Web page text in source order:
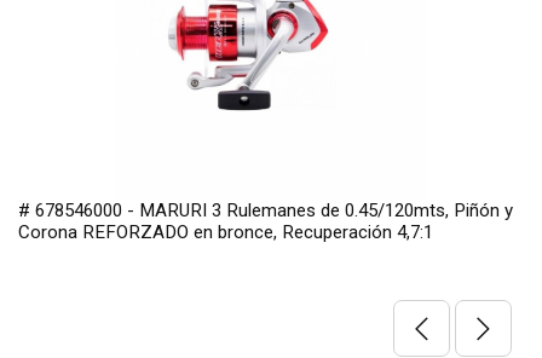
y
# 98443 - Maruri Fishing Reel frontal modelo GUARDIAN,
rulemanes, pata de acero, anti reverso instantáneo, piñon y